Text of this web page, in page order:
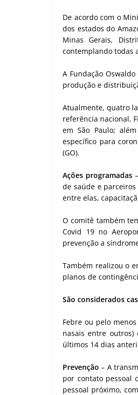
De acordo com o
dos estados do
Minas Gerais,
contemplando todas
A Fundação
produção e
Atualmente, quatro
referência nacional,
em São Paulo;
específico para
(GO).
Ações programadas
de saúde e
entre elas,
O comitê também
Covid 19 no
prevenção a
Também realizou o
planos de
São considerados
Febre ou pelo
nasais entre outros)
últimos 14 dias
Prevenção – A
por contato pessoal
pessoal próximo,